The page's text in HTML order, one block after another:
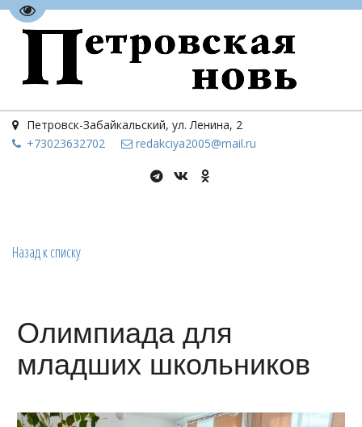
Перейти на версию для слабовидящих
Петровск-Забайкальский, ул. Ленина, 2
+73023632702 redakciya2005@mail.ru
Назад к списку
Олимпиада для
младших школьников